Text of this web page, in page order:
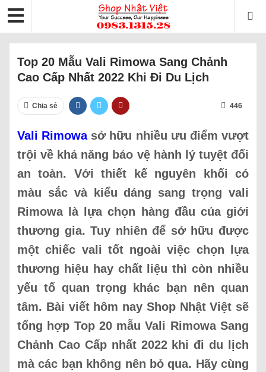
Top 20 Mẫu Vali Rimowa Sang Chảnh
Cao Cấp Nhất 2022 Khi Đi Du Lịch
Chia sẻ 446
Vali Rimowasở hữu nhiều ưu điểm vượt
trội về khả năng bảo vệ hành lý tuyệt đối
an toàn. Với thiết kế nguyên khối có
màu sắc và kiểu dáng sang trọng vali
Rimowa là lựa chọn hàng đầu của giới
thương gia. Tuy nhiên để sở hữu được
một chiếc vali tốt ngoài việc chọn lựa
thương hiệu hay chất liệu thì còn nhiều
yếu tố quan trọng khác bạn nên quan
tâm. Bài viết hôm nay Shop Nhật Việt sẽ
tổng hợp Top 20 mẫu Vali Rimowa Sang
Chảnh Cao Cấp nhất 2022 khi đi du lịch
mà các bạn không nên bỏ qua. Hãy cùng